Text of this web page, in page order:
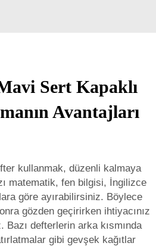
Sert Kapaklı
Avantajları
kullanmak, düzenli kalmaya
matematik, fen bilgisi, İngilizce
göre ayırabilirsiniz. Böylece
gözden geçirirken ihtiyacınız
Bazı defterlerin arka kısmında
gibi gevşek kağıtlar